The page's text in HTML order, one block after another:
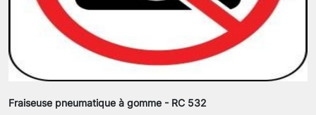
Fraiseuse pneumatique à gomme - RC 532